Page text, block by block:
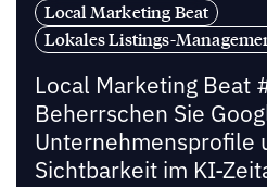
Local Marketing Beat
Lokales Listings-
Local Marketing Beat
Beherrschen Sie
Unternehmensprofile
Sichtbarkeit im KI-